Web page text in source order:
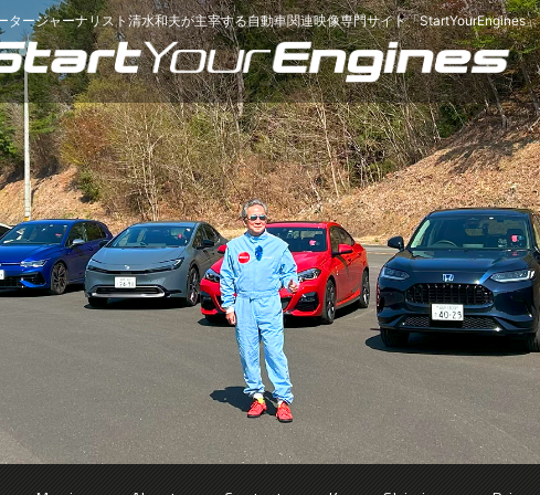
タージャーナリスト清水和夫が主宰する自動車関連映像専門サイト「StartYourEngines」